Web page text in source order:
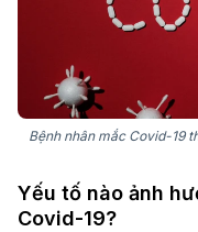
Bệnh nhân mắc Covid-19
Yếu tố nào ảnh
Covid-19?